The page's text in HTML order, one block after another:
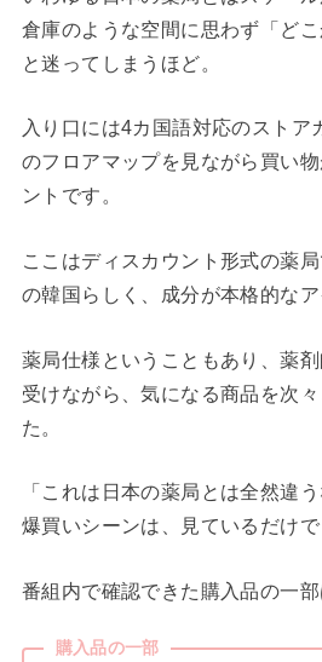
倉庫のような空間に思わず「どこ
と迷ってしまうほど。
入り口には4カ国語対応のストア
のフロアマップを見ながら買い
ントです。
ここはディスカウント形式の薬
の韓国らしく、成分が本格的なア
薬局仕様ということもあり、薬
受けながら、気になる商品を次
た。
「これは日本の薬局とは全然違
爆買いシーンは、見ているだけで
番組内で確認できた購入品の一部
購入品の一部